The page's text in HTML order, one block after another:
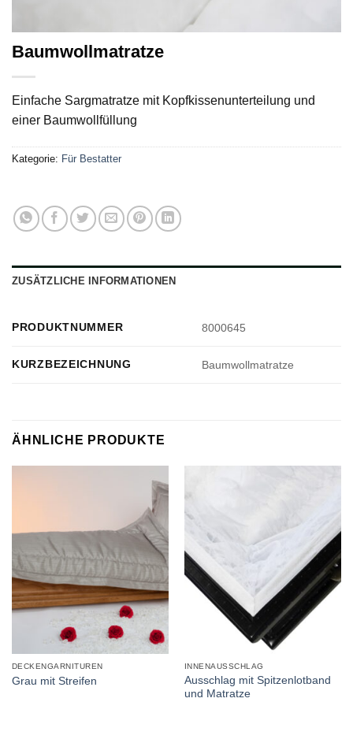
Baumwollmatratze
Einfache Sargmatratze mit Kopfkissenunterteilung und
einer Baumwollfüllung
Kategorie: Für Bestatter
ZUSÄTZLICHE INFORMATIONEN
PRODUKTNUMMER 8000645
KURZBEZEICHNUNG Baumwollmatratze
ÄHNLICHE PRODUKTE
DECKENGARNITUREN
Grau mit Streifen
INNENAUSSCHLAG
Ausschlag mit Spitzenlotband
und Matratze